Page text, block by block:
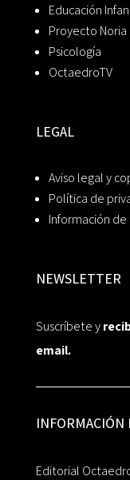
Educación
Proyecto Noria
Psicología
OctaedroTV
LEGAL
Aviso legal y
Política de
Información
NEWSLETTER
Suscríbete y
email.
INFORMACIÓN
Editorial